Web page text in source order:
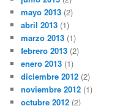
mayo 2013 (2)
abril 2013 (1)
marzo 2013 (1)
febrero 2013 (2)
enero 2013 (1)
diciembre 2012 (2)
noviembre 2012 (1)
octubre 2012 (2)